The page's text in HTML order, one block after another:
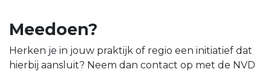
Meedoen?
Herken je in jouw praktijk of regio een initiatief dat
hierbij aansluit? Neem dan contact op met de NVD